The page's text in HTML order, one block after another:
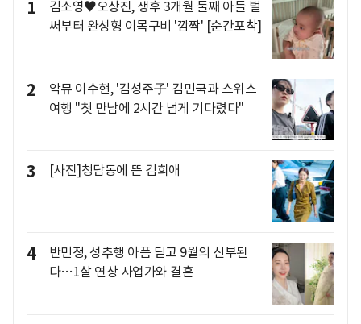
1
김소영♥오상진, 생후 3개월 둘째 아들 벌
써부터 완성형 이목구비 '깜짝' [순간포착]
2
악뮤 이수현, '김성주子' 김민국과 스위스
여행 "첫 만남에 2시간 넘게 기다렸다"
3 [사진]청담동에 뜬 김희애
4
반민정, 성추행 아픔 딛고 9월의 신부된
다…1살 연상 사업가와 결혼